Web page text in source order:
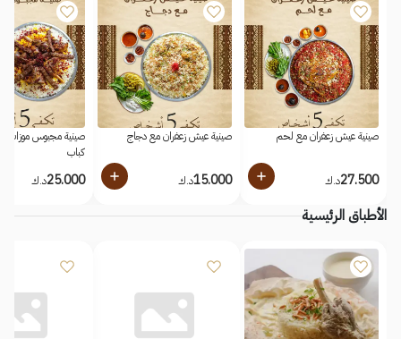
صينية عيش زعفران مع لحم
27.500د.ك
صينية عيش زعفران مع دجاج
15.000د.ك
كباب
25.000د.ك
الأطباق الرئيسية